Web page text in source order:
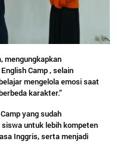
mengungkapkan
Camp , selain
mengelola emosi saat
karakter.”
yang sudah
untuk lebih kompeten
Inggris, serta menjadi